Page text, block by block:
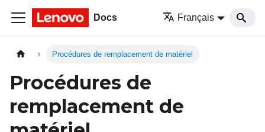
Docs Français
Procédures de remplacement de matériel
Procédures de
remplacement de